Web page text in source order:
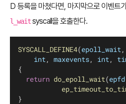
D 등록을 마쳤다면, 마지막으로 이벤트
l_waitsyscall을 호출한다.
SYSCALL_DEFINE4(epoll_wait,
int, maxevents, int,
{
return do_epoll_wait(epfd
}